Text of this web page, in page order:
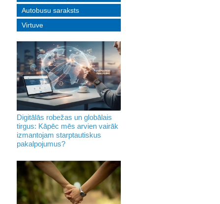
Autobusu saraksts
Virtuve
Digitālās robežas un globālais
tirgus: Kāpēc mēs arvien vairāk
izmantojam starptautiskus
pakalpojumus?